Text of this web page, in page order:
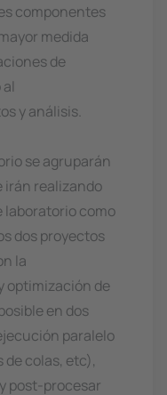
componentes
medida
de
y análisis.
se agruparán
irán realizando
laboratorio como
dos proyectos
la
optimización de
en dos
paralelo
colas, etc),
post-procesar